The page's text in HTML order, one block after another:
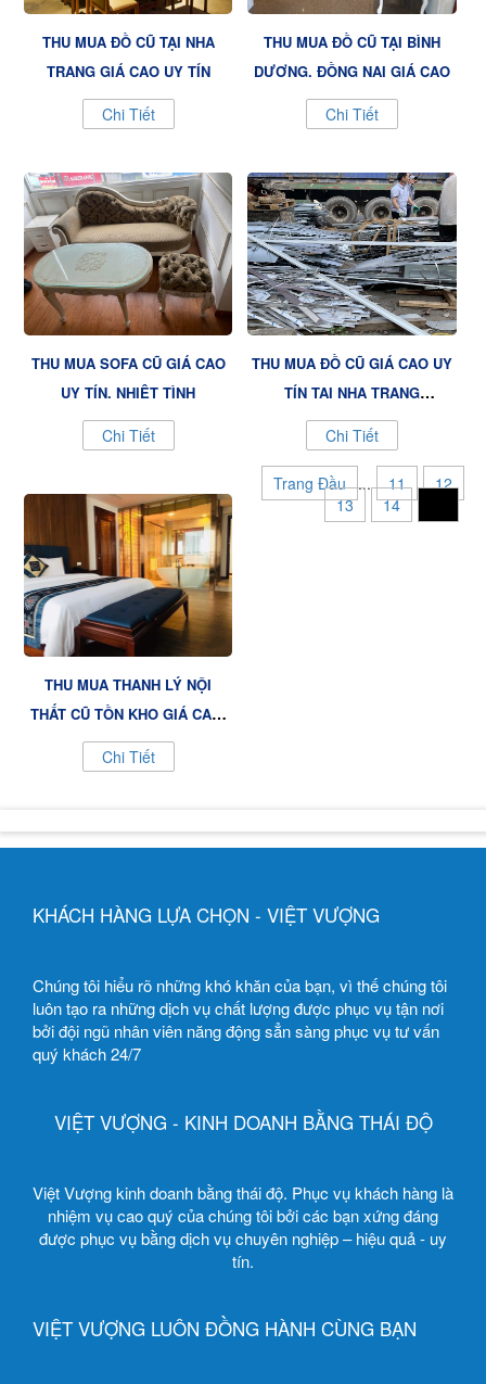
THU MUA ĐỒ CŨ TẠI NHA
TRANG GIÁ CAO UY TÍN
Chi Tiết
THU MUA ĐỒ CŨ TẠI BÌNH
DƯƠNG, ĐỒNG NAI GIÁ CAO
Chi Tiết
THU MUA SOFA CŨ GIÁ CAO
UY TÍN, NHIỆT TÌNH
Chi Tiết
THU MUA ĐỒ CŨ GIÁ CAO UY
TÍN TẠI NHA TRANG
0941.877.278
Chi Tiết
THU MUA THANH LÝ NỘI
THẤT CŨ TỒN KHO GIÁ CAO,
UY TÍN, TẬN NƠI 0941.877.278
Chi Tiết
Trang Đầu ... 11
12
13
14
KHÁCH HÀNG LỰA CHỌN - VIỆT VƯỢNG
Chúng tôi hiểu rõ những khó khăn của bạn, vì thế chúng tôi
luôn tạo ra những dịch vụ chất lượng được phục vụ tận nơi
bởi đội ngũ nhân viên năng động sẳn sàng phục vụ tư vấn
quý khách 24/7
VIỆT VƯỢNG - KINH DOANH BẰNG THÁI ĐỘ
Việt Vượng kinh doanh bằng thái độ. Phục vụ khách hàng là
nhiệm vụ cao quý của chúng tôi bởi các bạn xứng đáng
được phục vụ bằng dịch vụ chuyên nghiệp – hiệu quả - uy
tín.
VIỆT VƯỢNG LUÔN ĐỒNG HÀNH CÙNG BẠN